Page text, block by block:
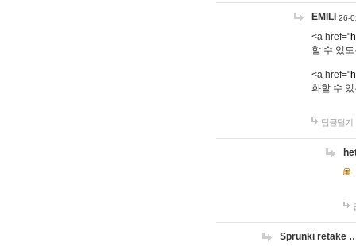
EMILI 26-
<a href="
할 수 있
<a href="
화할 수
답글달기
Sprunki retake